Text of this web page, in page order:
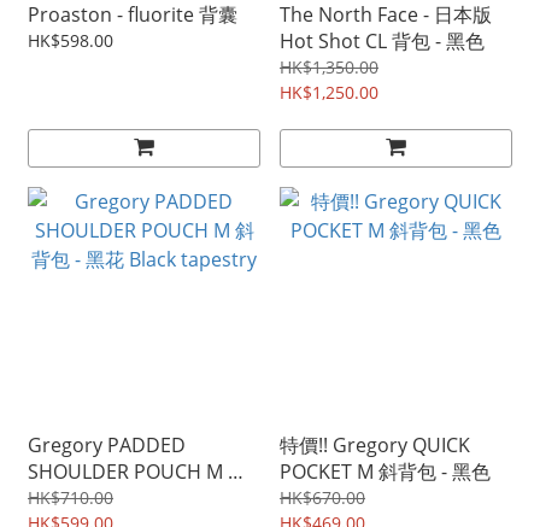
Proaston - fluorite 背囊
HK$598.00
The North Face - 日本版
Hot Shot CL 背包 - 黑色
HK$1,350.00
HK$1,250.00
Gregory PADDED
SHOULDER POUCH M 斜
背包 - 黑花 Black tapestry
HK$710.00
特價!! Gregory QUICK
POCKET M 斜背包 - 黑色
HK$670.00